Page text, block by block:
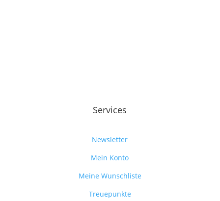
Services
Newsletter
Mein Konto
Meine Wunschliste
Treuepunkte